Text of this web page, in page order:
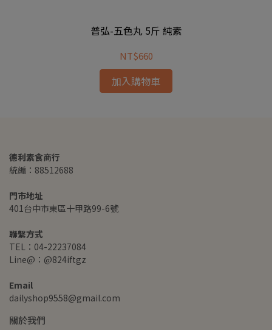
普弘-五色丸 5斤 純素
NT$660
加入購物車
德利素食商行
統編：88512688
門市地址
401台中市東區十甲路99-6號
聯繫方式
TEL：04-22237084
Line@：@824iftgz
Email
dailyshop9558@gmail.com
關於我們